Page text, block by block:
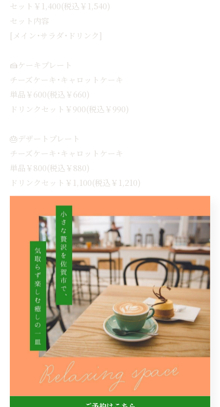
セット￥1,400(税込￥1,540)
セット内容
[メイン･サラダ･ドリンク]
🍰ケーキプレート
チーズケーキ･キャロットケーキ
単品￥600(税込￥660)
ドリンクセット￥900(税込￥990)
🎂デザートプレート
チーズケーキ･キャロットケーキ
単品￥800(税込￥880)
ドリンクセット￥1,100(税込￥1,210)
🍨アフォガート
単品￥600(税込￥660)
ドリンクセット￥900(税込￥990)
🍨アイスクリーム
単品￥200(税込￥220)
ドリンクセット￥500(税込￥550)
Cafe Carrot(カフェ キャロット)
【住所】佐賀県佐賀市神園3丁目14-8
【ＴＥＬ】080-6232-2673
【営業時間】月･火･木 11時30分~18時（L･O17時30分）
金･土 11時30分~17時 18時~20時（L･O19時30分）
【店休日】毎週水曜日、日曜日